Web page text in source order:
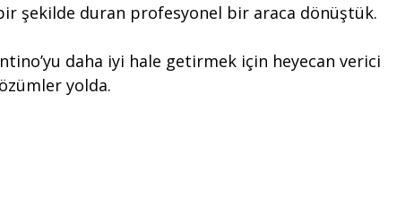
şekilde duran profesyonel bir araca dönüştük.
daha iyi hale getirmek için heyecan verici
yolda.